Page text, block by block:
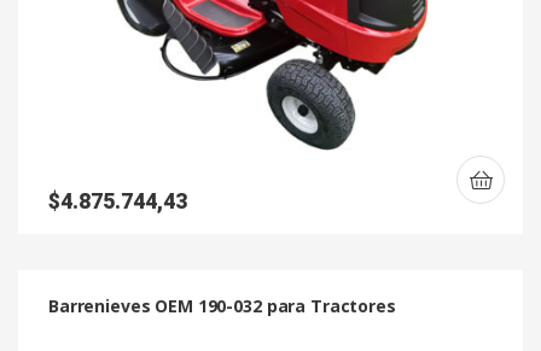
$4.875.744,43
Barrenieves OEM 190-032 para Tractores